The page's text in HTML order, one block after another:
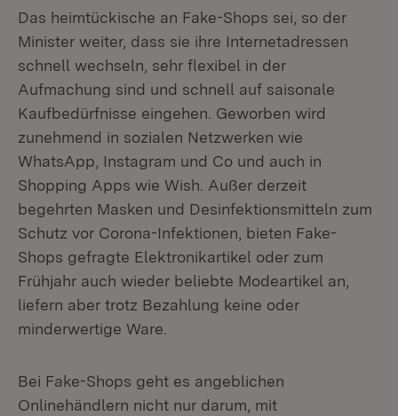
Das heimtückische an Fake-Shops sei, so der
Minister weiter, dass sie ihre Internetadressen
schnell wechseln, sehr flexibel in der
Aufmachung sind und schnell auf saisonale
Kaufbedürfnisse eingehen. Geworben wird
zunehmend in sozialen Netzwerken wie
WhatsApp, Instagram und Co und auch in
Shopping Apps wie Wish. Außer derzeit
begehrten Masken und Desinfektionsmitteln zum
Schutz vor Corona-Infektionen, bieten Fake-
Shops gefragte Elektronikartikel oder zum
Frühjahr auch wieder beliebte Modeartikel an,
liefern aber trotz Bezahlung keine oder
minderwertige Ware.
Bei Fake-Shops geht es angeblichen
Onlinehändlern nicht nur darum, mit